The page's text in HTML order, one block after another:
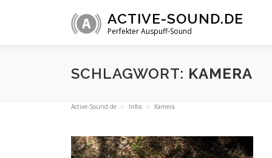
ACTIVE-SOUND.DE
Perfekter Auspuff-Sound
SCHLAGWORT: KAMERA
Active-Sound.de Infos Kamera